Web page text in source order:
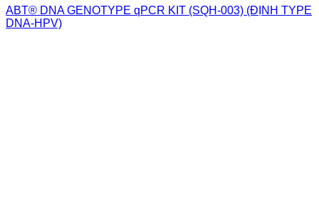
ABT® DNA GENOTYPE qPCR KIT (SQH-003) (ĐỊNH TYPE
DNA-HPV)